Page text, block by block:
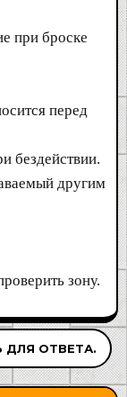
при броске
перед
бездействии.
другим
зону.
ДЛЯ ОТВЕТА.